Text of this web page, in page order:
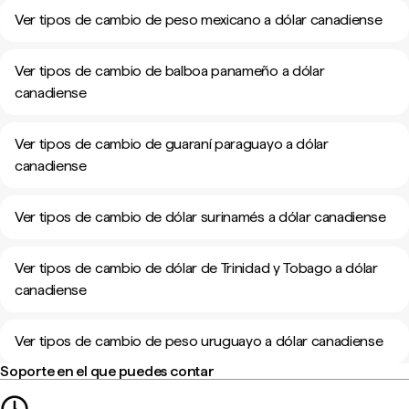
Ver tipos de cambio de peso mexicano a dólar canadiense
Ver tipos de cambio de balboa panameño a dólar
canadiense
Ver tipos de cambio de guaraní paraguayo a dólar
canadiense
Ver tipos de cambio de dólar surinamés a dólar canadiense
Ver tipos de cambio de dólar de Trinidad y Tobago a dólar
canadiense
Ver tipos de cambio de peso uruguayo a dólar canadiense
Soporte en el que puedes contar